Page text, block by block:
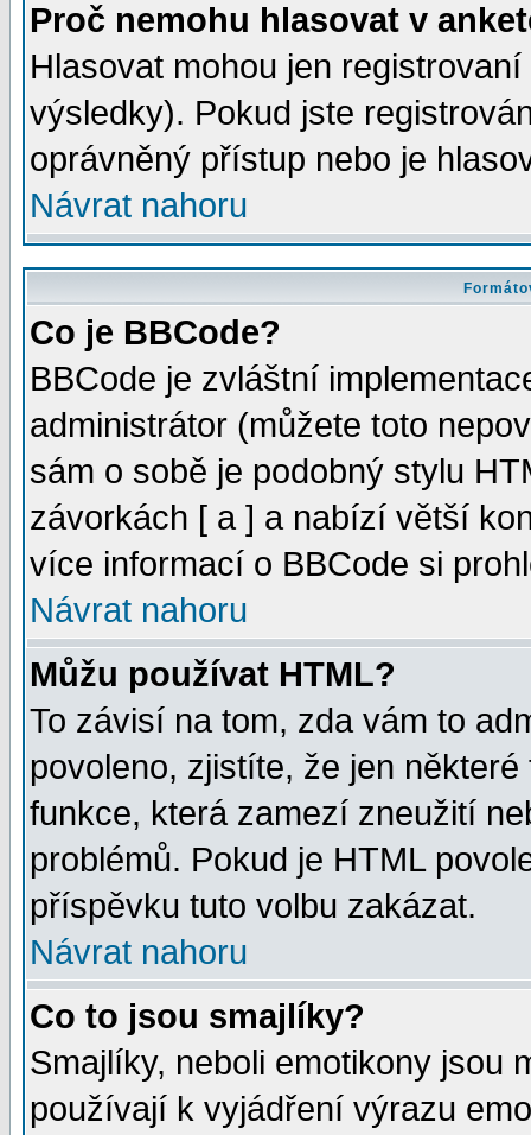
Proč nemohu hlasovat v
Hlasovat mohou jen
výsledky). Pokud jste
oprávněný přístup nebo je
Návrat nahoru
Co je BBCode?
BBCode je zvláštní
administrátor (můžete toto
sám o sobě je podobný stylu
závorkách [ a ] a nabízí větší
více informací o BBCode si
Návrat nahoru
Můžu používat HTML?
To závisí na tom, zda vám to
povoleno, zjistíte, že jen
funkce, která zamezí zneužití
problémů. Pokud je HTML
příspěvku tuto volbu zakázat.
Návrat nahoru
Co to jsou smajlíky?
Smajlíky, neboli emotikony jsou
používají k vyjádření výrazu